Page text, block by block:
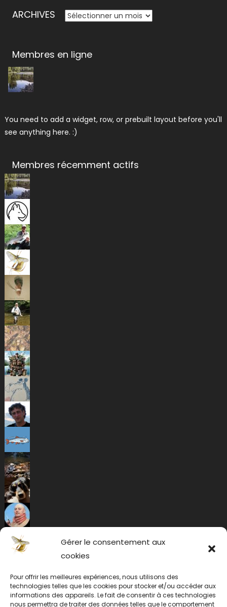
Gérer le consentement aux
cookies
Pour offrir les meilleures expériences, nous utilisons des
technologies telles que les cookies pour stocker et/ou accéder aux
informations des appareils. Le fait de consentir à ces technologies
nous permettra de traiter des données telles que le comportement
ARCHIVES ARCHIVES
Membres en ligne
You need to add a widget, row, or prebuilt layout before you'll
see anything here. :)
Membres récemment actifs